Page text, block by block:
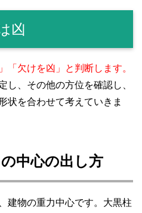
凶
「欠けを凶」と判断します。
し、その他の方位を確認し、
状を合わせて考えていきま
中心の出し方
建物の重力中心です。大黒柱